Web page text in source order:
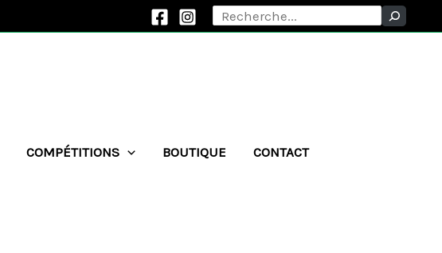
Rechercher
COMPÉTITIONS BOUTIQUE CONTACT